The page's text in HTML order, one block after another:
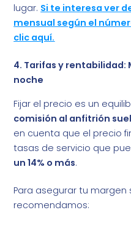
lugar. Si te interesa ver
mensual según el
clic aquí.
4. Tarifas y rentabilidad:
noche
Fijar el precio es un
comisión al anfitrión
en cuenta que el precio
tasas de servicio que
un 14% o más.
Para asegurar tu
recomendamos: